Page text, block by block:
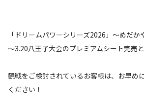
「ドリームパワーシリーズ2026」～めだ
～3.20八王子大会のプレミアムシート完売と
観戦をご検討されているお客様は、お早め
ください！